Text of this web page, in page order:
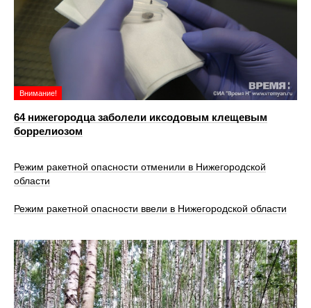
Внимание!
64 нижегородца заболели иксодовым клещевым
боррелиозом
Режим ракетной опасности отменили в Нижегородской
области
Режим ракетной опасности ввели в Нижегородской области